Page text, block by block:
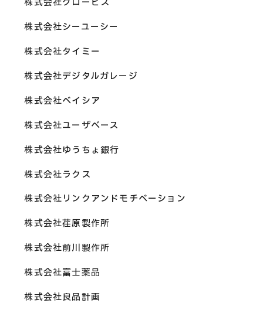
株式会社シーユーシー
株式会社タイミー
株式会社デジタルガレージ
株式会社ベイシア
株式会社ユーザベース
株式会社ゆうちょ銀行
株式会社ラクス
株式会社リンクアンドモチベーション
株式会社荏原製作所
株式会社前川製作所
株式会社富士薬品
株式会社良品計画